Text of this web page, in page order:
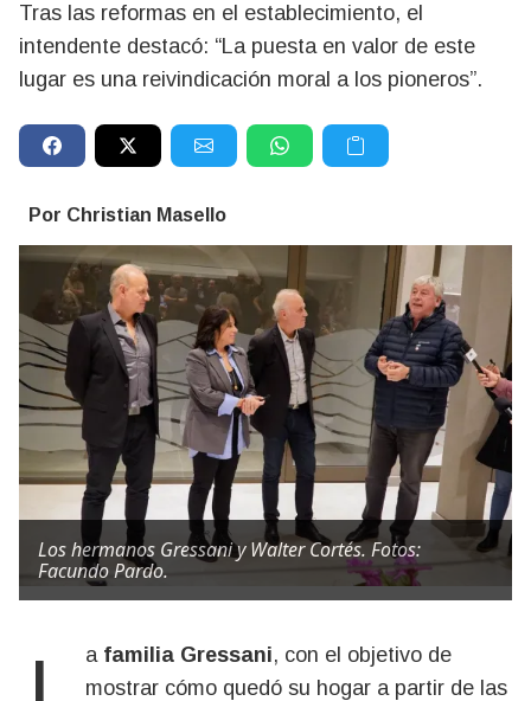
Tras las reformas en el establecimiento, el
intendente destacó: “La puesta en valor de este
lugar es una reivindicación moral a los pioneros”.
Por Christian Masello
Los hermanos Gressani y Walter Cortés. Fotos:
Facundo Pardo.
La familia Gressani, con el objetivo de
mostrar cómo quedó su hogar a partir de las